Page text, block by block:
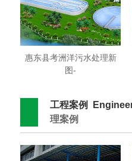
惠东县考洲洋污水处理新
图-
工程案例
理案例